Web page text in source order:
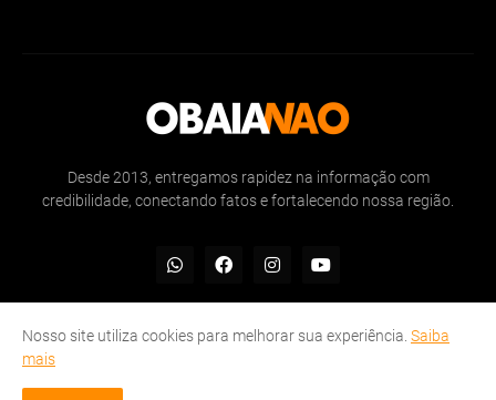
Desde 2013, entregamos rapidez na informação com
credibilidade, conectando fatos e fortalecendo nossa região.
Inicio
Nosso site utiliza cookies para melhorar sua experiência. Saiba
mais